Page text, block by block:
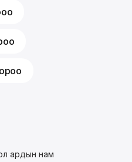
ардын нам